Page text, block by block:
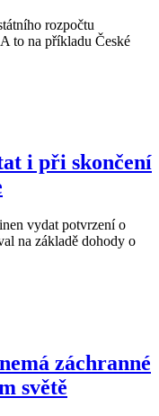
rozpočtu
to na příkladu České
i při skončení
vydat potvrzení o
na základě dohody o
záchranné
světě